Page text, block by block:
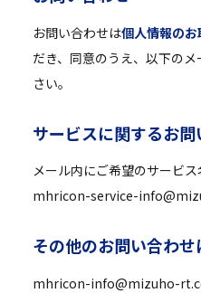
お問い合わせは個人情報の
だき、同意のうえ、以下の
さい。
サービスに関するお問
メール内にご希望のサービス
mhricon-service-
その他のお問い合わせ
mhricon-info@mizuho-